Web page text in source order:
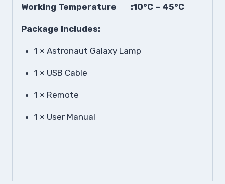
Working Temperature :10°C – 45°C
Package Includes:
1 × Astronaut Galaxy Lamp
1 × USB Cable
1 × Remote
1 × User Manual